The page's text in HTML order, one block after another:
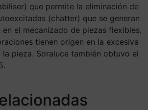
que permite la eliminación de
(chatter) que se generan
en el mecanizado de piezas flexibles,
tienen origen en la excesiva
pieza. Soraluce también obtuvo el